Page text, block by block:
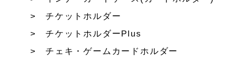
チケットホルダー
チケットホルダーPlus
チェキ・ゲームカードホルダー